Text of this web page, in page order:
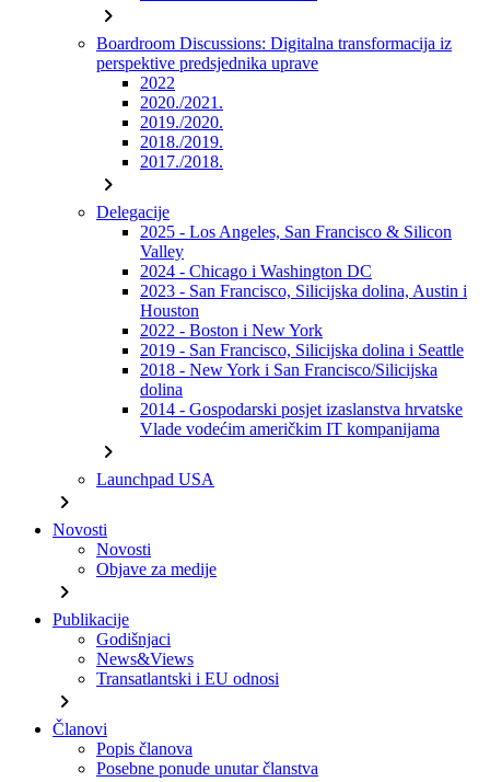
chevron_right
Boardroom Discussions: Digitalna transformacija iz
perspektive predsjednika uprave
2022
2020./2021.
2019./2020.
2018./2019.
2017./2018.
chevron_right
Delegacije
2025 - Los Angeles, San Francisco & Silicon
Valley
2024 - Chicago i Washington DC
2023 - San Francisco, Silicijska dolina, Austin i
Houston
2022 - Boston i New York
2019 - San Francisco, Silicijska dolina i Seattle
2018 - New York i San Francisco/Silicijska
dolina
2014 - Gospodarski posjet izaslanstva hrvatske
Vlade vodećim američkim IT kompanijama
chevron_right
Launchpad USA
chevron_right
Novosti
Novosti
Objave za medije
chevron_right
Publikacije
Godišnjaci
News&Views
Transatlantski i EU odnosi
chevron_right
Članovi
Popis članova
Posebne ponude unutar članstva